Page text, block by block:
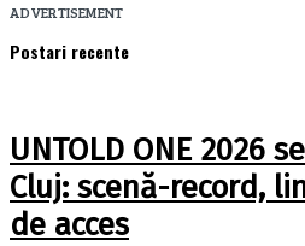
ADVERTISEMENT
Postari recente
UNTOLD ONE 2026
Cluj: scenă-record,
de acces